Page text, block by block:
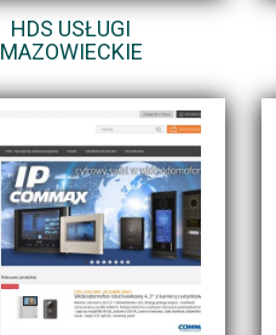
HDS USŁUGI
MAZOWIECKIE